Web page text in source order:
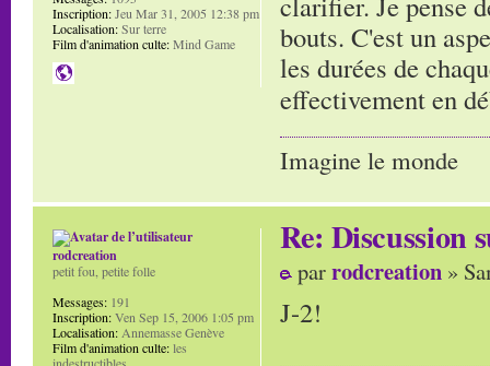
bouts. C'est un
les durées de
effectivement en
Imagine le monde
Inscription:Jeu Mar 31, 2005 12:38 pm
Localisation:Sur terre
Film d'animation culte:Mind Game
Re: Discussion
parrodcreation »
J-2!
rodcreation
petit fou, petite folle
Messages: 191
Inscription:Ven Sep 15, 2006 1:05 pm
Localisation: Annemasse Genève
Film d'animation culte:les
indestructibles